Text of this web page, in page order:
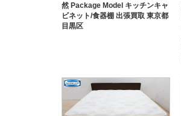
然 Package Model キッチンキャ
ビネット/食器棚 出張買取 東京都
目黒区